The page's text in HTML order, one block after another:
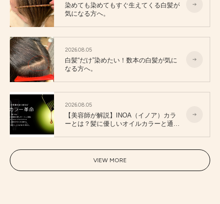
染めても染めてもすぐ生えてくる白髪が
気になる方へ。
2026.08.05
白髪“だけ”染めたい！数本の白髪が気に
なる方へ。
2026.08.05
【美容師が解説】INOA（イノア）カラ
ーとは？髪に優しいオイルカラーと通常
VIEW MORE